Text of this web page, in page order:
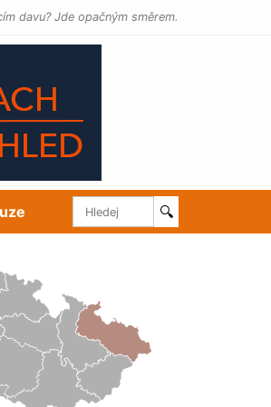
davu? Jde opačným směrem.
🔍